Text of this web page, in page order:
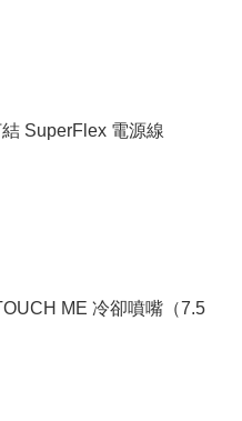
SuperFlex 電源線
ME 冷卻噴嘴（7.5